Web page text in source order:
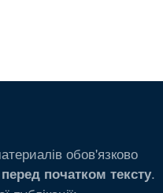
обов'язково
початком тексту.